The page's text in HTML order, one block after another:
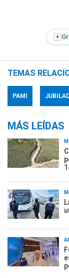
+
TEMAS
PAMI
MÁS LEÍDAS